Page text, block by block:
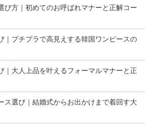
び方｜初めてのお呼ばれマナーと正解コー
｜プチプラで高見えする韓国ワンピースの
｜大人上品を叶えるフォーマルマナーと正
ス選び｜結婚式からお出かけまで着回す大